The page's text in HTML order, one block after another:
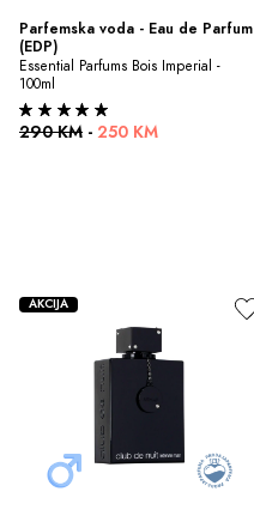
Parfemska voda - Eau de Parfum
(EDP)
Essential Parfums Bois Imperial -
100ml
290 KM - 250 KM
AKCIJA